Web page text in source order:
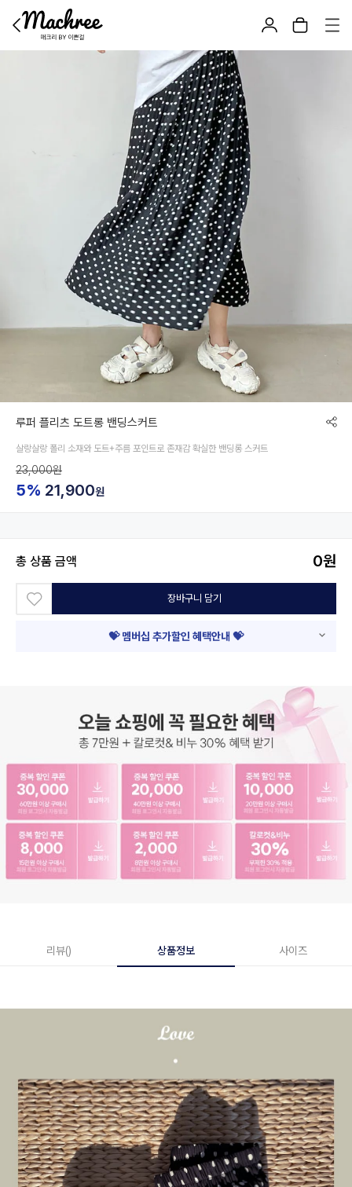
루퍼 플리츠 도트롱 밴딩스커트
살랑살랑 폴리 소재와 도트+주름 포인트로 존재감 확실한 밴딩롱 스커트
23,000원
5% 21,900원
총 상품 금액 0원
장바구니 담기
💝 멤버십 추가할인 혜택안내 💝
리뷰() 상품정보 사이즈